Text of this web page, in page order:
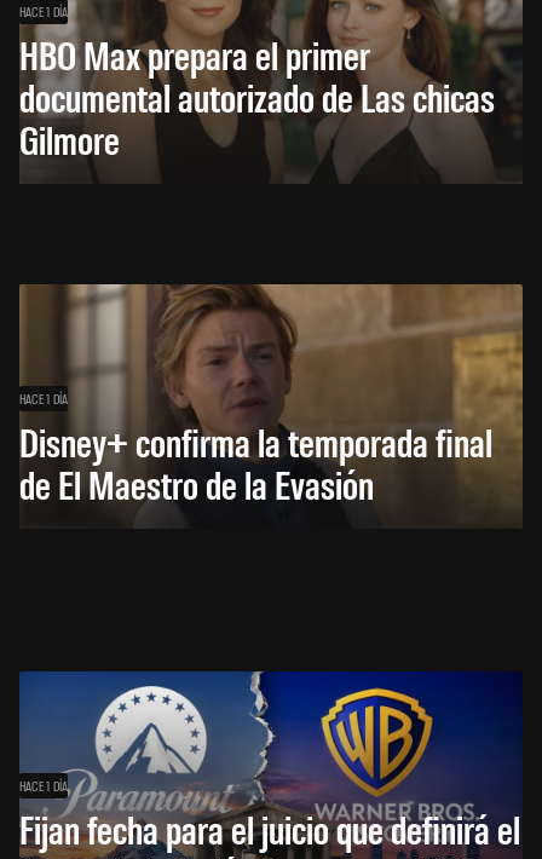
HACE 1 DÍA
HBO Max prepara el primer
documental autorizado de Las chicas
Gilmore
HACE 1 DÍA
Disney+ confirma la temporada final
de El Maestro de la Evasión
HACE 1 DÍA
Fijan fecha para el juicio que definirá el